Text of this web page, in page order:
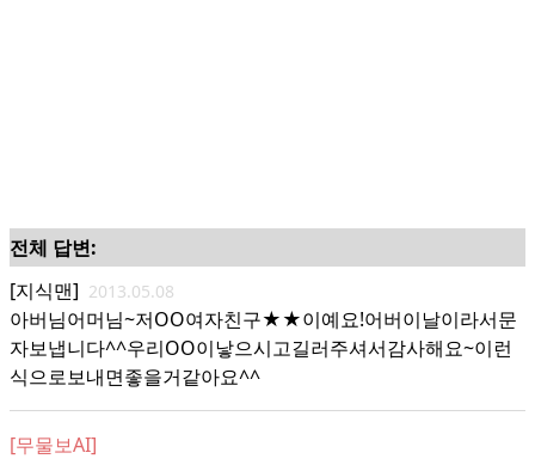
전체 답변:
[지식맨] 2013.05.08
아버님어머님~저OO여자친구★★이예요!어버이날이라서문
자보냅니다^^우리OO이낳으시고길러주셔서감사해요~이런
식으로보내면좋을거같아요^^
[무물보AI]